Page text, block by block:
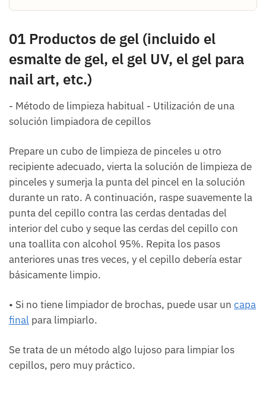
01 Productos de gel (incluido el
esmalte de gel, el gel UV, el gel para
nail art, etc.)
- Método de limpieza habitual - Utilización de una
solución limpiadora de cepillos
Prepare un cubo de limpieza de pinceles u otro
recipiente adecuado, vierta la solución de limpieza de
pinceles y sumerja la punta del pincel en la solución
durante un rato. A continuación, raspe suavemente la
punta del cepillo contra las cerdas dentadas del
interior del cubo y seque las cerdas del cepillo con
una toallita con alcohol 95%. Repita los pasos
anteriores unas tres veces, y el cepillo debería estar
básicamente limpio.
• Si no tiene limpiador de brochas, puede usar un capa
final para limpiarlo.
Se trata de un método algo lujoso para limpiar los
cepillos, pero muy práctico.